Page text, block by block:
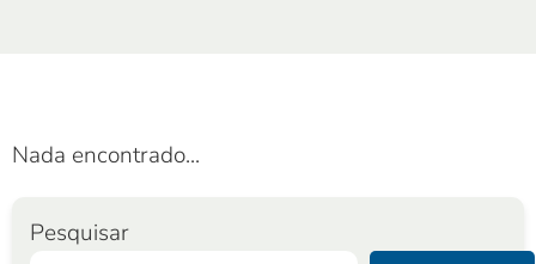
Nada encontrado...
Pesquisar